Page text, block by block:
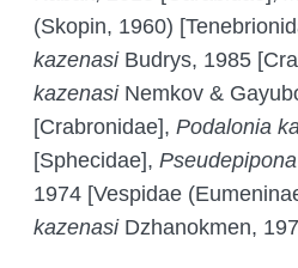
(Skopin, 1960)
kazenasi Budrys, 1985
kazenasiNemkov &
[Crabronidae], Podalonia
[Sphecidae],
1974 [Vespidae
kazenasi Dzhanokmen,